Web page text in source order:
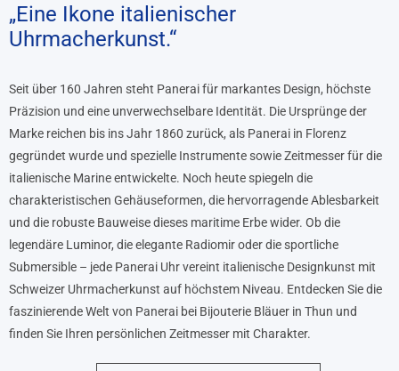
„Eine Ikone italienischer
Uhrmacherkunst.“
Seit über 160 Jahren steht Panerai für markantes Design, höchste
Präzision und eine unverwechselbare Identität. Die Ursprünge der
Marke reichen bis ins Jahr 1860 zurück, als Panerai in Florenz
gegründet wurde und spezielle Instrumente sowie Zeitmesser für die
italienische Marine entwickelte. Noch heute spiegeln die
charakteristischen Gehäuseformen, die hervorragende Ablesbarkeit
und die robuste Bauweise dieses maritime Erbe wider. Ob die
legendäre Luminor, die elegante Radiomir oder die sportliche
Submersible – jede Panerai Uhr vereint italienische Designkunst mit
Schweizer Uhrmacherkunst auf höchstem Niveau. Entdecken Sie die
faszinierende Welt von Panerai bei Bijouterie Bläuer in Thun und
finden Sie Ihren persönlichen Zeitmesser mit Charakter.